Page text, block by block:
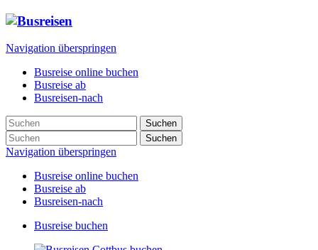
Navigation überspringen
Busreise online buchen
Busreise ab
Busreisen-nach
Suchen
Suchen
Navigation überspringen
Busreise online buchen
Busreise ab
Busreisen-nach
Busreise buchen